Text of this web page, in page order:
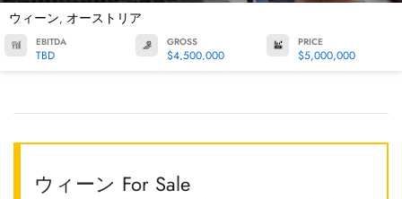
ウィーン, オーストリア
EBITDA
TBD
GROSS
$4,500,000
PRICE
$5,000,000
ウィーン For Sale